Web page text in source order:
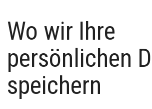
Wo wir Ihre
persönlichen
speichern